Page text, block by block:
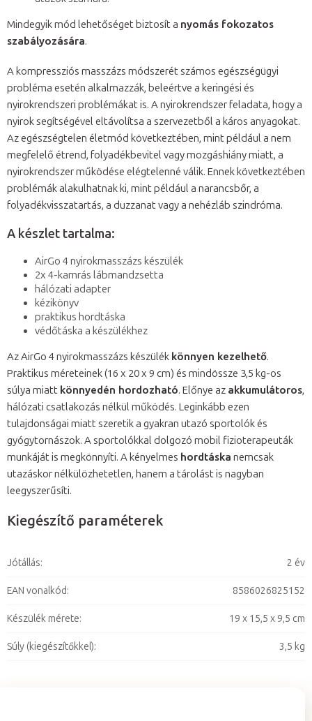
Mindegyik mód lehetőséget biztosít a nyomás fokozatos
szabályozására.
A kompressziós masszázs módszerét számos egészségügyi
probléma esetén alkalmazzák, beleértve a keringési és
nyirokrendszeri problémákat is. A nyirokrendszer feladata, hogy a
nyirok segítségével eltávolítsa a szervezetből a káros anyagokat.
Az egészségtelen életmód következtében, mint például a nem
megfelelő étrend, folyadékbevitel vagy mozgáshiány miatt, a
nyirokrendszer működése elégtelenné válik. Ennek következtében
problémák alakulhatnak ki, mint például a narancsbőr, a
folyadékvisszatartás, a duzzanat vagy a nehézláb szindróma.
A készlet tartalma:
AirGo 4 nyirokmasszázs készülék
2x 4-kamrás lábmandzsetta
hálózati adapter
kézikönyv
praktikus hordtáska
védőtáska a készülékhez
Az AirGo 4 nyirokmasszázs készülék könnyen kezelhető.
Praktikus méreteinek (16 x 20 x 9 cm) és mindössze 3,5 kg-os
súlya miatt könnyedén hordozható. Előnye az akkumulátoros,
hálózati csatlakozás nélkül működés. Leginkább ezen
tulajdonságai miatt szeretik a gyakran utazó sportolók és
gyógytornászok. A sportolókkal dolgozó mobil fizioterapeuták
munkáját is megkönnyíti. A kényelmes hordtáska nemcsak
utazáskor nélkülözhetetlen, hanem a tárolást is nagyban
leegyszerűsíti.
Kiegészítő paraméterek
Jótállás: 2 év
EAN vonalkód: 8586026825152
Készülék mérete: 19 x 15,5 x 9,5 cm
Súly (kiegészítőkkel): 3,5 kg